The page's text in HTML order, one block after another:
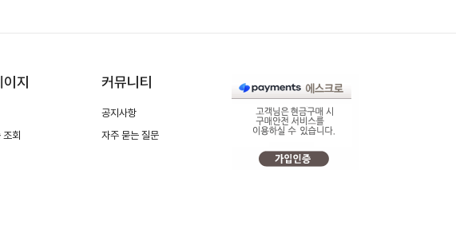
지
조회
커뮤니티
공지사항
자주 묻는 질문